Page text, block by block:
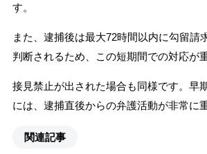
す。
また、逮捕後は最大72時間以内に勾留請
判断されるため、この短期間での対応が
接見禁止が出された場合も同様です。早
には、逮捕直後からの弁護活動が非常に
関連記事